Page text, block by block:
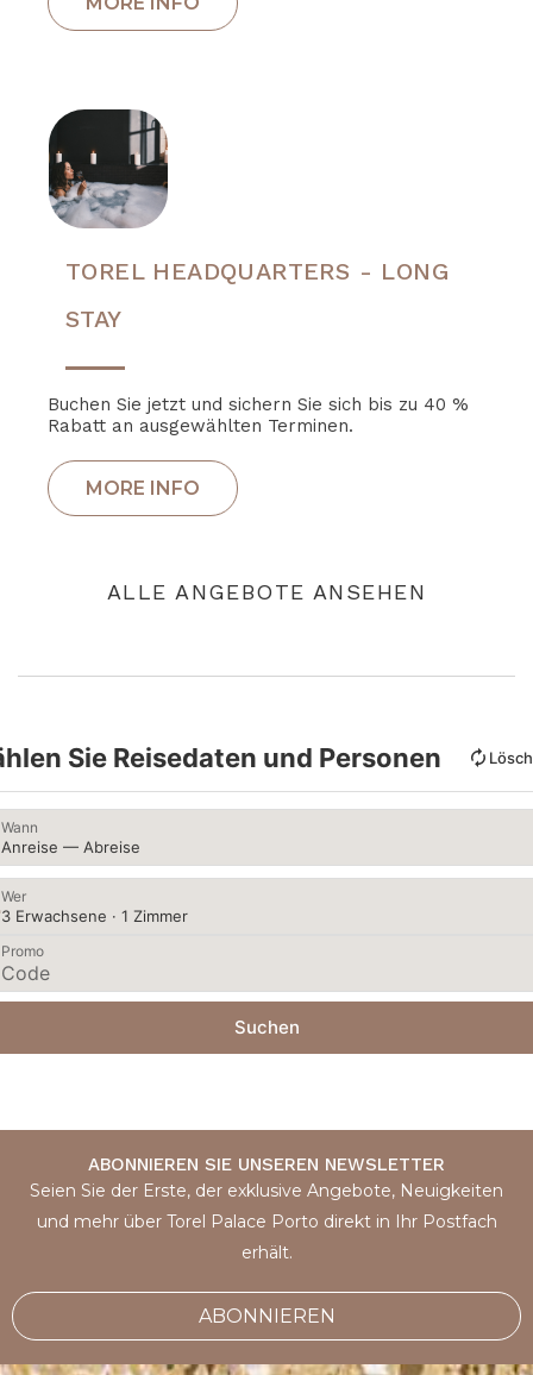
TOREL HEADQUARTERS - LONG
STAY
Buchen Sie jetzt und sichern Sie sich bis zu 40 %
Rabatt an ausgewählten Terminen.
ALLE ANGEBOTE ANSEHEN
Sie Reisedaten und Personen
Wann
Anreise — Abreise
Wer
3 Erwachsene · 1 Zimmer
Promo
Suchen
ABONNIEREN SIE UNSEREN NEWSLETTER
Seien Sie der Erste, der exklusive Angebote, Neuigkeiten
und mehr über Torel Palace Porto direkt in Ihr Postfach
erhält.
ABONNIEREN